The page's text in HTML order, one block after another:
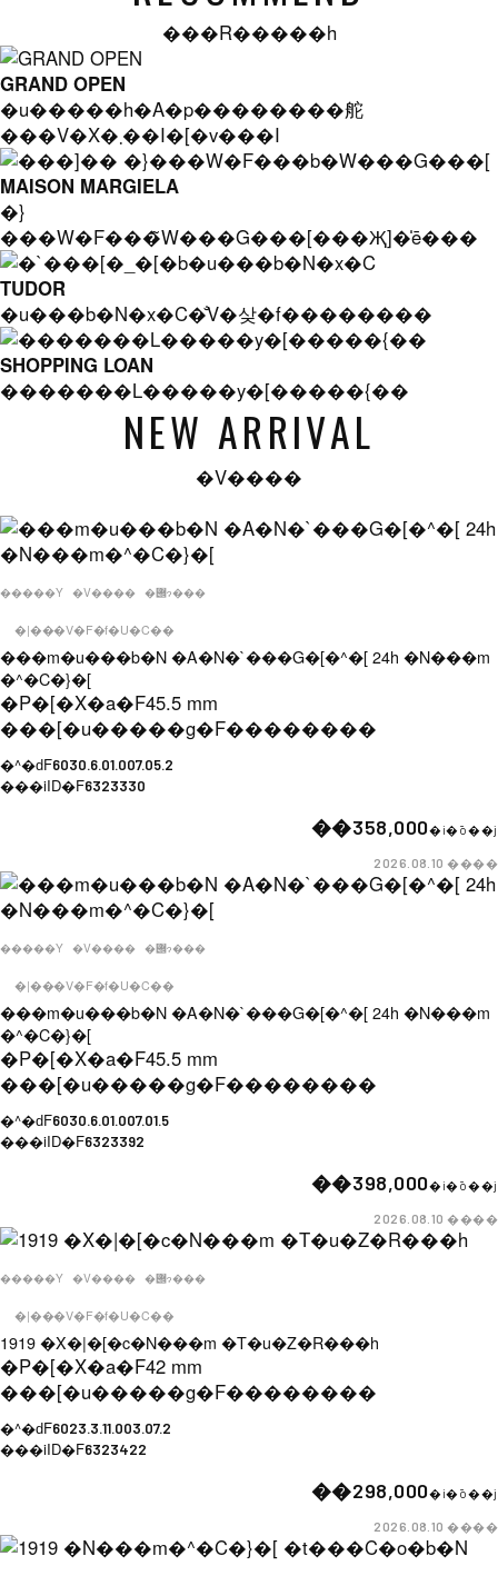
���R�����h
GRAND OPEN
�u�����h�A�p��������舵
���V�X�܂��I�[�v���I
MAISON MARGIELA
�}
���W�F���̃W���G���[���Җ]�̍ē���
TUDOR
�u���b�N�x�C�̐V�샂�f��������
SHOPPING LOAN
�������L�����y�[�����{��
NEW ARRIVAL
�V����
�����Y �V���� �݌ɂ���
�|���V�F�f�U�C��
���m�u���b�N �A�N�`���G�[�^�[ 24h �N���m
�^�C�}�[
�P�[�X�a�F45.5 mm
���[�u�����g�F��������
�^�ԁF6030.6.01.007.05.2
���iID�F6323330
��358,000�i�ō��j
2026.08.10����
�����Y �V���� �݌ɂ���
�|���V�F�f�U�C��
���m�u���b�N �A�N�`���G�[�^�[ 24h �N���m
�^�C�}�[
�P�[�X�a�F45.5 mm
���[�u�����g�F��������
�^�ԁF6030.6.01.007.01.5
���iID�F6323392
��398,000�i�ō��j
2026.08.10����
�����Y �V���� �݌ɂ���
�|���V�F�f�U�C��
1919 �X�|�[�c�N���m �T�u�Z�R���h
�P�[�X�a�F42 mm
���[�u�����g�F��������
�^�ԁF6023.3.11.003.07.2
���iID�F6323422
��298,000�i�ō��j
2026.08.10����